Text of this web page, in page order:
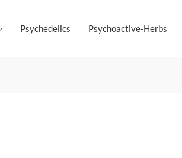
Psychedelics Psychoactive-Herbs